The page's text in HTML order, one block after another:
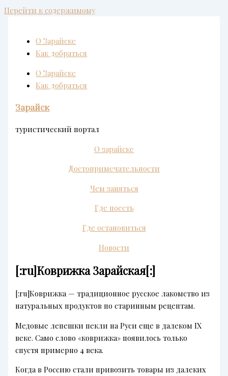
Перейти к содержимому
О Зарайске
Как добраться
О Зарайске
Как добраться
Зарайск
туристический портал
О зарайске
Достопримечательности
Чем заняться
Где поесть
Где остановиться
Новости
[:ru]Коврижка Зарайская[:]
[:ru]Коврижка — традиционное русское лакомство из
натуральных продуктов по старинным рецептам.
Медовые лепешки пекли на Руси еще в далеком IX
веке. Само слово «коврижка» появилось только
спустя примерно 4 века.
Когда в Россию стали привозить товары из далеких